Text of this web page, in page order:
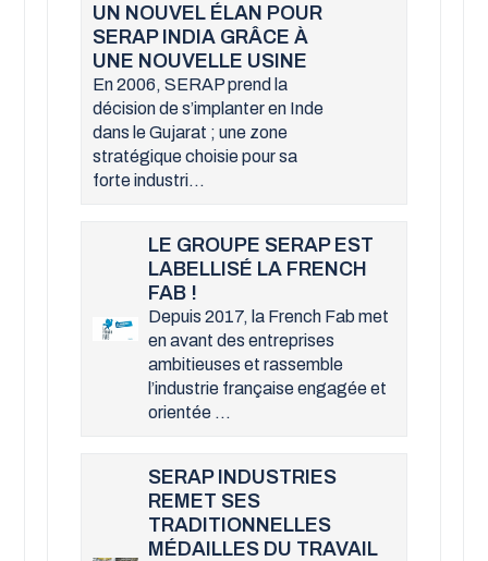
UN NOUVEL ÉLAN POUR
SERAP INDIA GRÂCE À
UNE NOUVELLE USINE
En 2006, SERAP prend la
décision de s’implanter en Inde
dans le Gujarat ; une zone
stratégique choisie pour sa
forte industri...
LE GROUPE SERAP EST
LABELLISÉ LA FRENCH
FAB !
Depuis 2017, la French Fab met
en avant des entreprises
ambitieuses et rassemble
l’industrie française engagée et
orientée ...
SERAP INDUSTRIES
REMET SES
TRADITIONNELLES
MÉDAILLES DU TRAVAIL